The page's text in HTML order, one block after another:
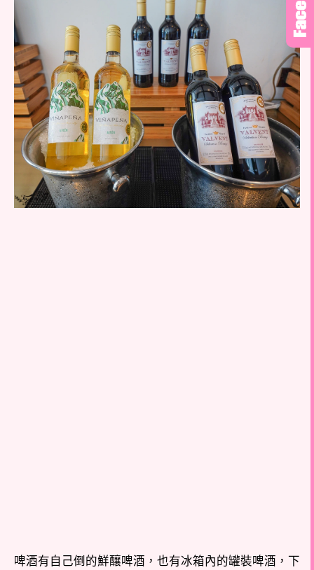
啤酒有自己倒的鮮釀啤酒，也有冰箱內的罐裝啤酒，下